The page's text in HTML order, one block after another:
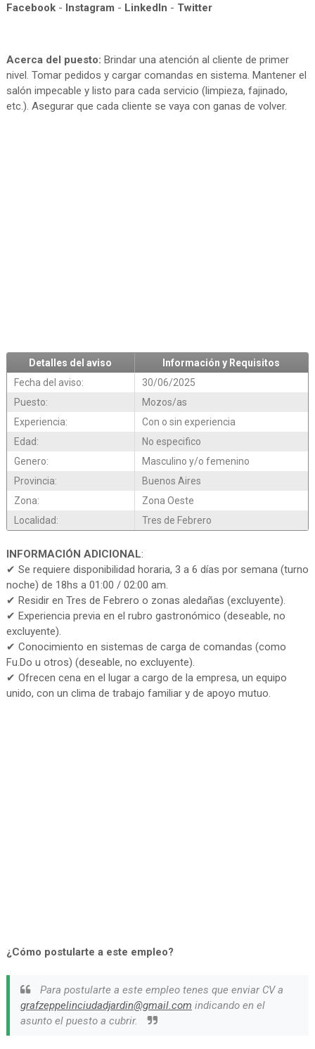
Facebook- Instagram - LinkedIn - Twitter
Acerca del puesto: Brindar una atención al cliente de primer
nivel. Tomar pedidos y cargar comandas en sistema. Mantener el
salón impecable y listo para cada servicio (limpieza, fajinado,
etc.). Asegurar que cada cliente se vaya con ganas de volver.
Detalles del aviso
Información y Requisitos
Fecha del aviso:
30/06/2025
Puesto:
Mozos/as
Experiencia:
Con o sin experiencia
Edad:
No especifico
Genero:
Masculino y/o femenino
Provincia:
Buenos Aires
Zona:
Zona Oeste
Localidad:
Tres de Febrero
INFORMACIÓN ADICIONAL:
✔ Se requiere disponibilidad horaria, 3 a 6 días por semana (turno
noche) de 18hs a 01:00 / 02:00 am.
✔ Residir en Tres de Febrero o zonas aledañas (excluyente).
✔ Experiencia previa en el rubro gastronómico (deseable, no
excluyente).
✔ Conocimiento en sistemas de carga de comandas (como
Fu.Do u otros) (deseable, no excluyente).
✔ Ofrecen cena en el lugar a cargo de la empresa, un equipo
unido, con un clima de trabajo familiar y de apoyo mutuo.
¿Cómo postularte a este empleo?
Para postularte a este empleo tenes que enviar CV a
grafzeppelinciudadjardin@gmail.com indicando en el
asunto el puesto a cubrir.